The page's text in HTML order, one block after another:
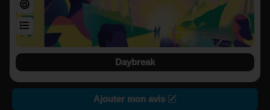
Daybreak
Ajouter mon avis